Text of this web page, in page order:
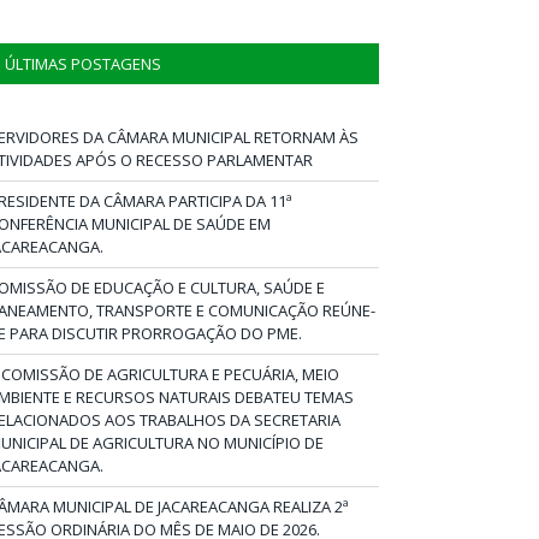
ÚLTIMAS POSTAGENS
DA CÂMARA MUNICIPAL RETORNAM ÀS
APÓS O RECESSO PARLAMENTAR
DA CÂMARA PARTICIPA DA 11ª
MUNICIPAL DE SAÚDE EM
DE EDUCAÇÃO E CULTURA, SAÚDE E
TRANSPORTE E COMUNICAÇÃO REÚNE-
PARA DISCUTIR PRORROGAÇÃO DO PME.
DE AGRICULTURA E PECUÁRIA, MEIO
E RECURSOS NATURAIS DEBATEU TEMAS
AOS TRABALHOS DA SECRETARIA
DE AGRICULTURA NO MUNICÍPIO DE
MUNICIPAL DE JACAREACANGA REALIZA 2ª
ORDINÁRIA DO MÊS DE MAIO DE 2026.